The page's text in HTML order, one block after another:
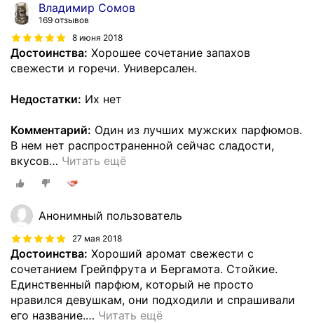
Владимир Сомов
169 отзывов
8 июня 2018
Достоинства: Хорошее сочетание запахов
свежести и горечи. Универсален.
Недостатки: Их нет
Комментарий: Один из лучших мужских парфюмов.
В нем нет распространенной сейчас сладости,
вкусов… Читать ещё
Анонимный пользователь
27 мая 2018
Достоинства: Хороший аромат свежести с
сочетанием Грейпфрута и Бергамота. Стойкие.
Единственный парфюм, который не просто
нравился девушкам, они подходили и спрашивали
его название.… Читать ещё